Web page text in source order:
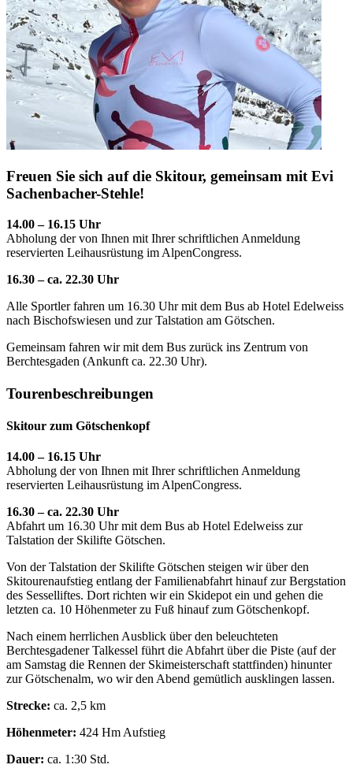
Freuen Sie sich auf die Skitour, gemeinsam mit Evi
Sachenbacher-Stehle!
14.00 – 16.15 Uhr
Abholung der von Ihnen mit Ihrer schriftlichen Anmeldung
reservierten Leihausrüstung im AlpenCongress.
16.30 – ca. 22.30 Uhr
Alle Sportler fahren um 16.30 Uhr mit dem Bus ab Hotel Edelweiss
nach Bischofswiesen und zur Talstation am Götschen.
Gemeinsam fahren wir mit dem Bus zurück ins Zentrum von
Berchtesgaden (Ankunft ca. 22.30 Uhr).
Tourenbeschreibungen
Skitour zum Götschenkopf
14.00 – 16.15 Uhr
Abholung der von Ihnen mit Ihrer schriftlichen Anmeldung
reservierten Leihausrüstung im AlpenCongress.
16.30 – ca. 22.30 Uhr
Abfahrt um 16.30 Uhr mit dem Bus ab Hotel Edelweiss zur
Talstation der Skilifte Götschen.
Von der Talstation der Skilifte Götschen steigen wir über den
Skitourenaufstieg entlang der Familienabfahrt hinauf zur Bergstation
des Sesselliftes. Dort richten wir ein Skidepot ein und gehen die
letzten ca. 10 Höhenmeter zu Fuß hinauf zum Götschenkopf.
Nach einem herrlichen Ausblick über den beleuchteten
Berchtesgadener Talkessel führt die Abfahrt über die Piste (auf der
am Samstag die Rennen der Skimeisterschaft stattfinden) hinunter
zur Götschenalm, wo wir den Abend gemütlich ausklingen lassen.
Strecke: ca. 2,5 km
Höhenmeter: 424 Hm Aufstieg
Dauer: ca. 1:30 Std.